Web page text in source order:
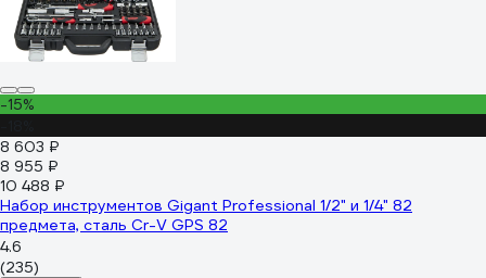
-15%
8 603 ₽
8 955 ₽
10 488 ₽
Набор инструментов Gigant Professional 1/2" и 1/4" 82
предмета, сталь Cr-V GPS 82
4.6
(235)